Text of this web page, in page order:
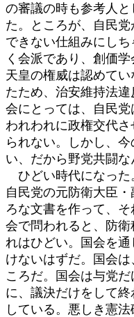
の審議の時も参考人
た。ところが、自民
できない仕組みにし
く会派であり、創価
天皇の権威は認めて
たため、治安維持法
会にとっては、自民党
われわれに政権交代
られない。しかし、
い、だから野党共闘な
ひどい時代になった
自民党の元防衛大臣
ろな文書を作って、
会で問われると、防
れはひどい。国会を
けないはずだ。国会
ころだ。国会は与党
に、議決だけをして
している。悪しき憲